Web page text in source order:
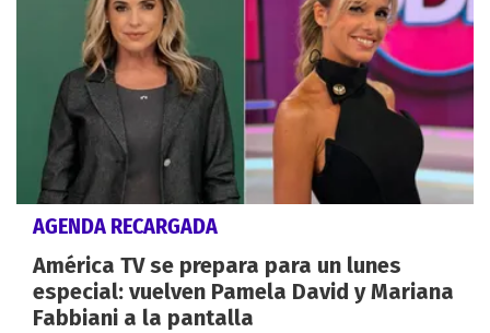
AGENDA RECARGADA
América TV se prepara para un lunes
especial: vuelven Pamela David y Mariana
Fabbiani a la pantalla